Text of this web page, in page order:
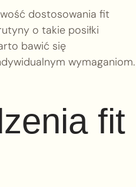
dostosowania fit
o takie posiłki
bawić się
wymaganiom.
fit